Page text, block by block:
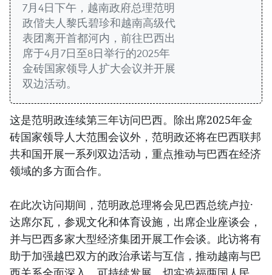
7月4日下午，越南政府总理范明
政偕夫人黎氏碧珍和越南高级代
表团离开首都河内，前往巴西出
席于4月7日至8日举行的2025年
金砖国家领导人扩大会议并开展
双边活动。
这是范明政连续第三年访问巴西。除出席2025年金
砖国家领导人大范围会议外，范明政还将在巴西联邦
共和国开展一系列双边活动，重点推动与巴西在经济
领域的多方面合作。
在此次访问期间，范明政总理将会见巴西总统卢拉·
达席尔瓦，参观文化和体育设施，出席企业座谈会，
并与巴西多家大型经济集团开展工作会谈。此访将有
助于加强越巴双方的政治承诺与互信，推动越南与巴